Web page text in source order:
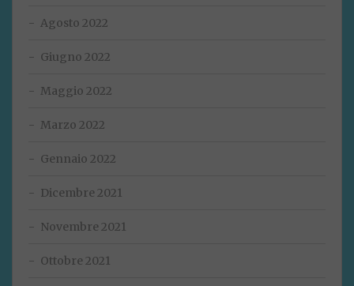
Agosto 2022
Giugno 2022
Maggio 2022
Marzo 2022
Gennaio 2022
Dicembre 2021
Novembre 2021
Ottobre 2021